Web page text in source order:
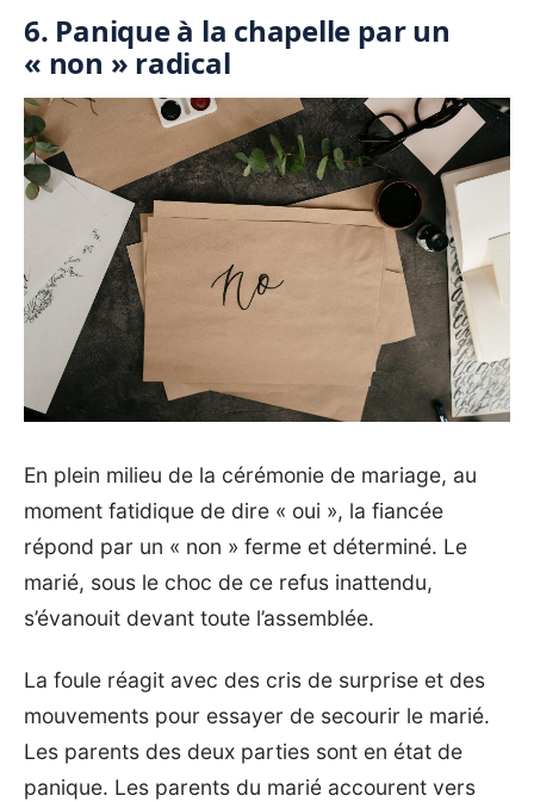
6. Panique à la chapelle par un
« non » radical
En plein milieu de la cérémonie de mariage, au
moment fatidique de dire « oui », la fiancée
répond par un « non » ferme et déterminé. Le
marié, sous le choc de ce refus inattendu,
s’évanouit devant toute l’assemblée.
La foule réagit avec des cris de surprise et des
mouvements pour essayer de secourir le marié.
Les parents des deux parties sont en état de
panique. Les parents du marié accourent vers